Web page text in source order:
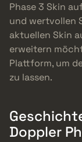
Phase 3 Skin
und wertvollen
aktuellen Skin
erweitern
Plattform, um
zu lassen.
Doppler